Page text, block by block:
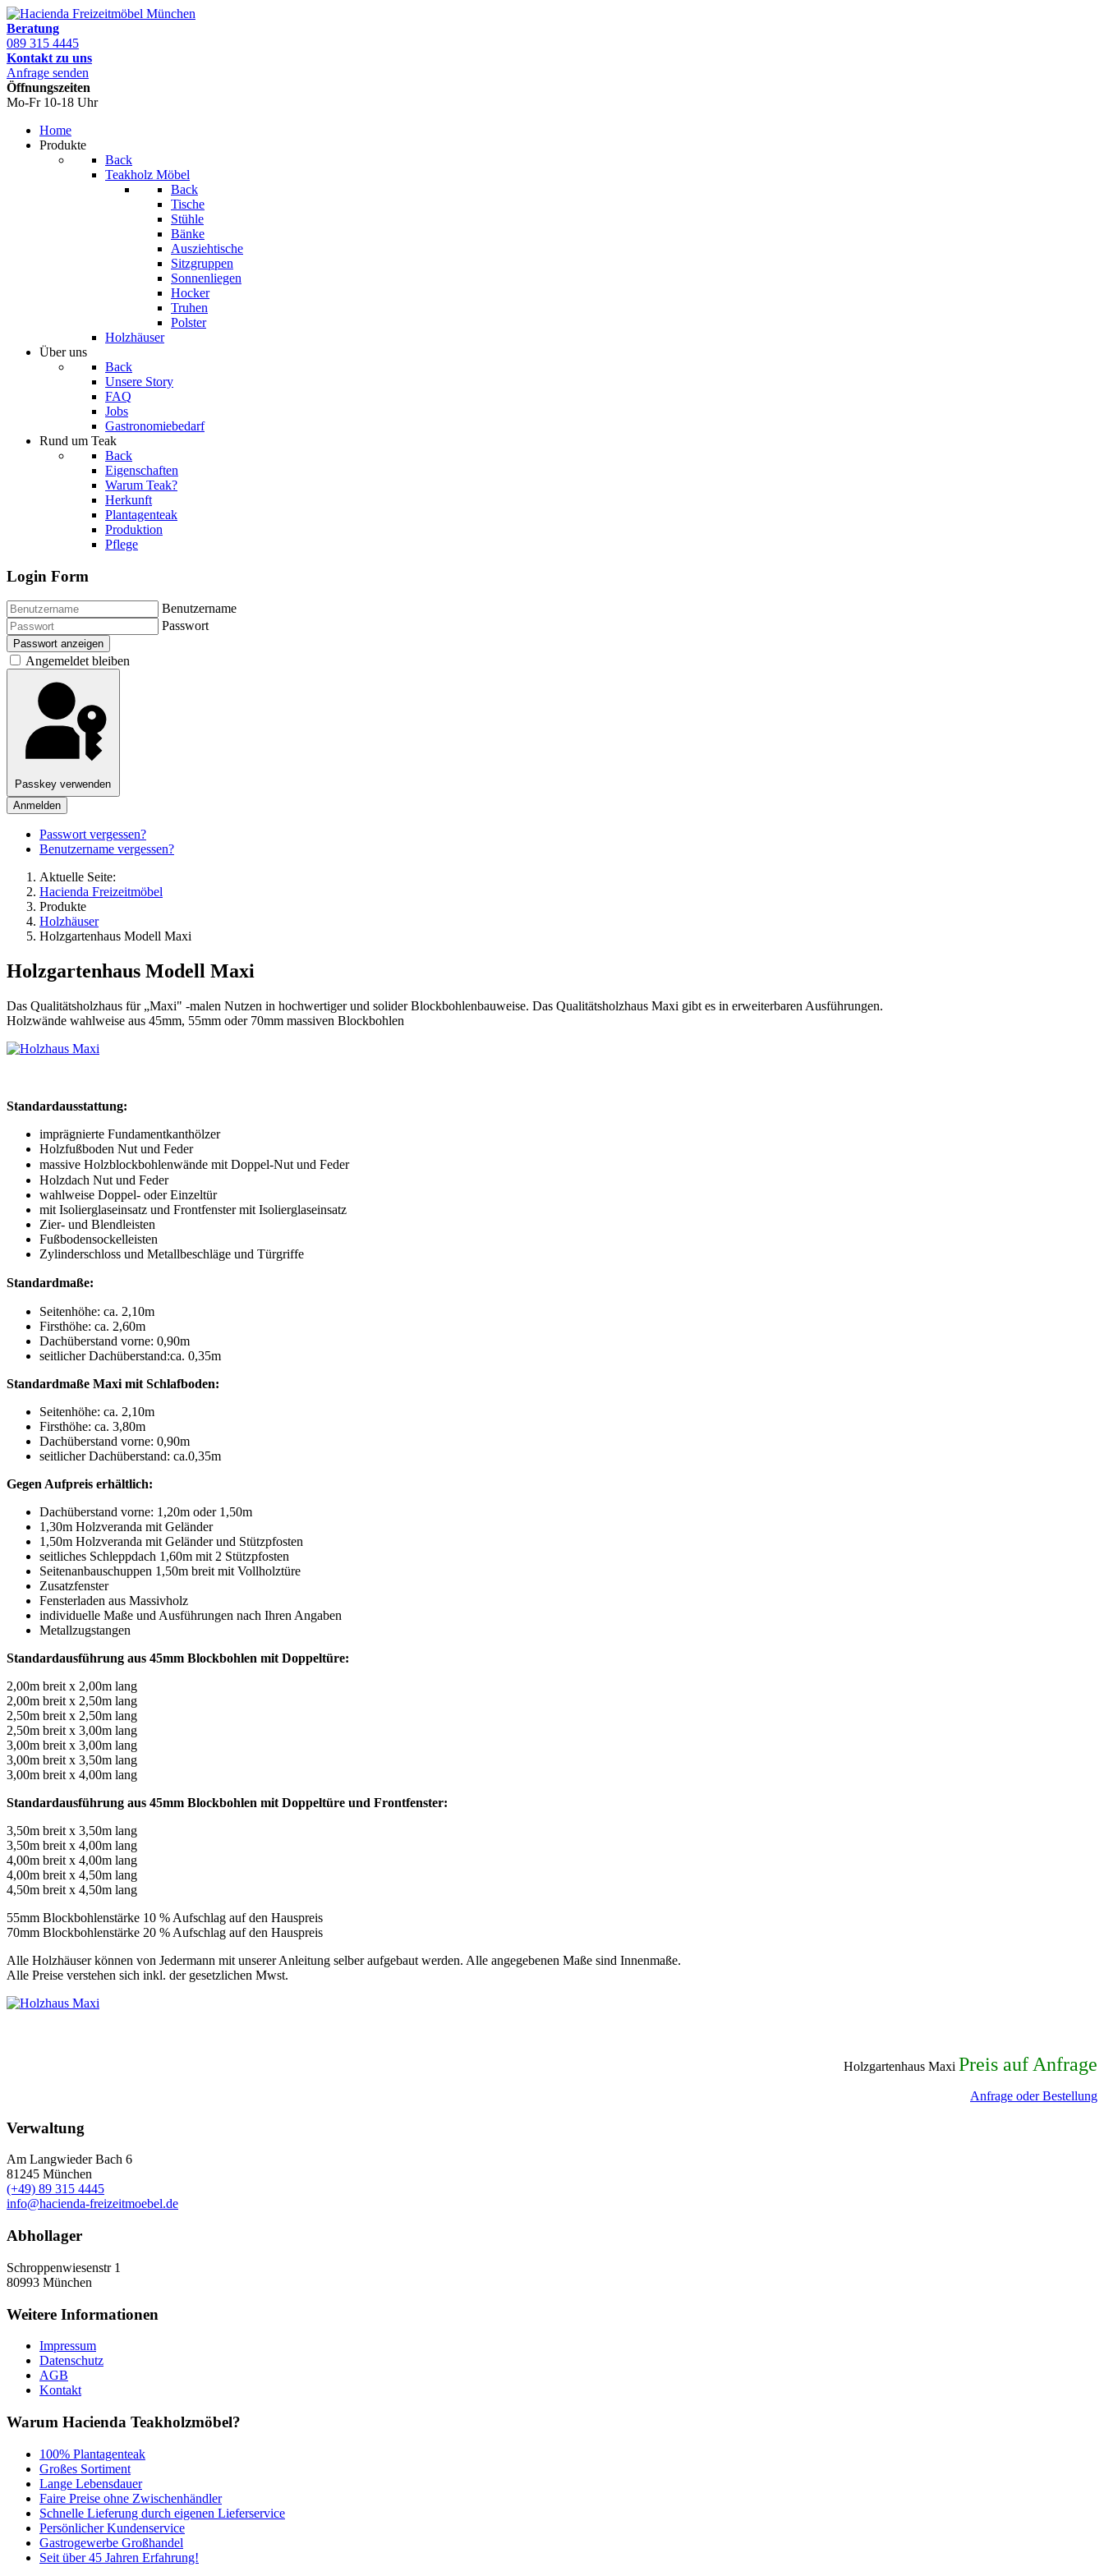
Beratung
089 315 4445
Kontakt zu uns
Anfrage senden
Öffnungszeiten
Mo-Fr 10-18 Uhr
Home
Produkte
Back
Teakholz Möbel
Back
Tische
Stühle
Bänke
Ausziehtische
Sitzgruppen
Sonnenliegen
Hocker
Truhen
Polster
Holzhäuser
Über uns
Back
Unsere Story
FAQ
Jobs
Gastronomiebedarf
Rund um Teak
Back
Eigenschaften
Warum Teak?
Herkunft
Plantagenteak
Produktion
Pflege
Login Form
Benutzername
Passwort
Passwort anzeigen
Angemeldet bleiben
Passkey verwenden
Anmelden
Passwort vergessen?
Benutzername vergessen?
Aktuelle Seite:
Hacienda Freizeitmöbel
Produkte
Holzhäuser
Holzgartenhaus Modell Maxi
Holzgartenhaus Modell Maxi
Das Qualitätsholzhaus für „Maxi" -malen Nutzen in hochwertiger und solider Blockbohlenbauweise. Das Qualitätsholzhaus Maxi gibt es in erweiterbaren Ausführungen.
Holzwände wahlweise aus 45mm, 55mm oder 70mm massiven Blockbohlen
Standardausstattung:
imprägnierte Fundamentkanthölzer
Holzfußboden Nut und Feder
massive Holzblockbohlenwände mit Doppel-Nut und Feder
Holzdach Nut und Feder
wahlweise Doppel- oder Einzeltür
mit Isolierglaseinsatz und Frontfenster mit Isolierglaseinsatz
Zier- und Blendleisten
Fußbodensockelleisten
Zylinderschloss und Metallbeschläge und Türgriffe
Standardmaße:
Seitenhöhe: ca. 2,10m
Firsthöhe: ca. 2,60m
Dachüberstand vorne: 0,90m
seitlicher Dachüberstand:ca. 0,35m
Standardmaße Maxi mit Schlafboden:
Seitenhöhe: ca. 2,10m
Firsthöhe: ca. 3,80m
Dachüberstand vorne: 0,90m
seitlicher Dachüberstand: ca.0,35m
Gegen Aufpreis erhältlich:
Dachüberstand vorne: 1,20m oder 1,50m
1,30m Holzveranda mit Geländer
1,50m Holzveranda mit Geländer und Stützpfosten
seitliches Schleppdach 1,60m mit 2 Stützpfosten
Seitenanbauschuppen 1,50m breit mit Vollholztüre
Zusatzfenster
Fensterladen aus Massivholz
individuelle Maße und Ausführungen nach Ihren Angaben
Metallzugstangen
Standardausführung aus 45mm Blockbohlen mit Doppeltüre:
2,00m breit x 2,00m lang
2,00m breit x 2,50m lang
2,50m breit x 2,50m lang
2,50m breit x 3,00m lang
3,00m breit x 3,00m lang
3,00m breit x 3,50m lang
3,00m breit x 4,00m lang
Standardausführung aus 45mm Blockbohlen mit Doppeltüre und Frontfenster:
3,50m breit x 3,50m lang
3,50m breit x 4,00m lang
4,00m breit x 4,00m lang
4,00m breit x 4,50m lang
4,50m breit x 4,50m lang
55mm Blockbohlenstärke 10 % Aufschlag auf den Hauspreis
70mm Blockbohlenstärke 20 % Aufschlag auf den Hauspreis
Alle Holzhäuser können von Jedermann mit unserer Anleitung selber aufgebaut werden. Alle angegebenen Maße sind Innenmaße.
Alle Preise verstehen sich inkl. der gesetzlichen Mwst.
Holzgartenhaus Maxi Preis auf Anfrage
Anfrage oder Bestellung
Verwaltung
Am Langwieder Bach 6
81245 München
(+49) 89 315 4445
info@hacienda-freizeitmoebel.de
Abhollager
Schroppenwiesenstr 1
80993 München
Weitere Informationen
Impressum
Datenschutz
AGB
Kontakt
Warum Hacienda Teakholzmöbel?
100% Plantagenteak
Großes Sortiment
Lange Lebensdauer
Faire Preise ohne Zwischenhändler
Schnelle Lieferung durch eigenen Lieferservice
Persönlicher Kundenservice
Gastrogewerbe Großhandel
Seit über 45 Jahren Erfahrung!